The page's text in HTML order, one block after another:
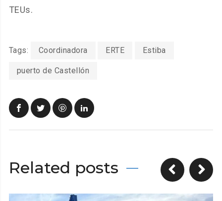
TEUs.
Tags: Coordinadora ERTE Estiba
puerto de Castellón
Related posts